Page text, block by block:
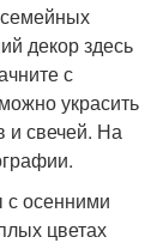
декор здесь
с
украсить
и свечей. На
с осенними
цветах